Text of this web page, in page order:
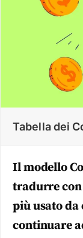
Tabella dei
Il modello
tradurre con
più usato da
continuare